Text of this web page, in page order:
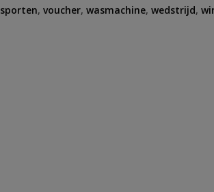
sporten, voucher, wasmachine, wedstrijd,